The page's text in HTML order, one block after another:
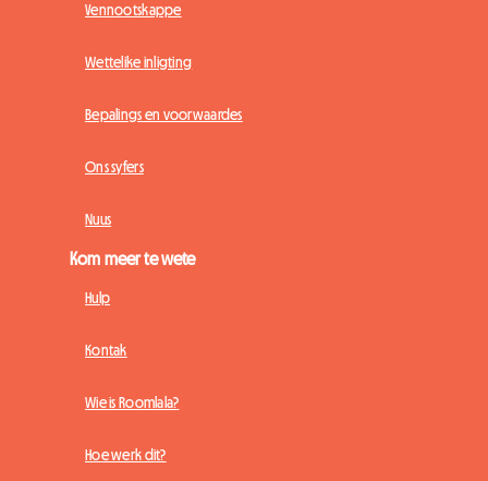
Vennootskappe
Wettelike inligting
Bepalings en voorwaardes
Ons syfers
Nuus
Kom meer te wete
Hulp
Kontak
Wie is Roomlala?
Hoe werk dit?